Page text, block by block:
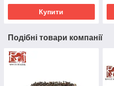
Купити
Подібні товари компанії